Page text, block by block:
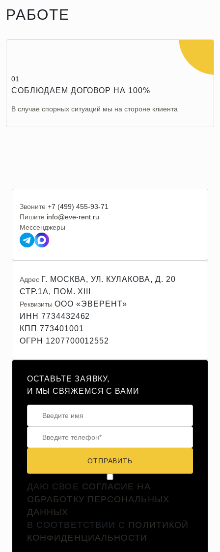
РАБОТЕ
01
СОБЛЮДАЕМ ДОГОВОР НА 100%
В случае спорных ситуаций мы на стороне клиента
Звоните +7 (499) 455-93-71
Пишите info@eve-rent.ru
Мессенджеры
Адрес Г. МОСКВА, УЛ. КУЛАКОВА, Д. 20
СТР.1А, ПОМ. XIII
Реквизиты ООО «ЭВЕРЕНТ»
ИНН 7734432462
КПП 773401001
ОГРН 1207700012552
ОСТАВЬТЕ ЗАЯВКУ,
И МЫ СВЯЖЕМСЯ С ВАМИ
ОТПРАВИТЬ
ДАЮ СВОЕ СОГЛАСИЕ НА
ОБРАБОТКУ ПЕРСОНАЛЬНЫХ
ДАННЫХ
В СООТВЕТСТВИИ С ПОЛИТИКОЙ
КОНФИДЕНЦИАЛЬНОСТИ